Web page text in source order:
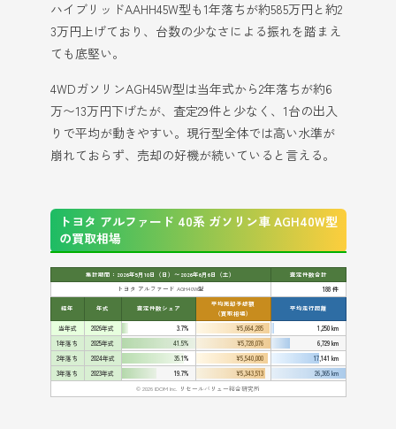
ハイブリッドAAHH45W型も1年落ちが約585万円と約2
3万円上げており、台数の少なさによる振れを踏まえ
ても底堅い。
4WDガソリンAGH45W型は当年式から2年落ちが約6
万〜13万円下げたが、査定29件と少なく、1台の出入
りで平均が動きやすい。現行型全体では高い水準が
崩れておらず、売却の好機が続いていると言える。
トヨタ アルファード 40系 ガソリン車 AGH40W型
の買取相場
集計期間：2026年5月10日（日）〜2026年6月6日（土）
査定件数合計
トヨタ アルファード AGH40W型
188 件
経年 年式 査定件数シェア
平均売却予想額
（買取相場）
平均走行距離
当年式 2026年式 3.7% ¥5,664,285
1,250 km
1年落ち
2025年式 41.5% ¥5,728,076
6,729 km
2年落ち
2024年式 35.1% ¥5,540,000
17,141 km
3年落ち
2023年式 19.7% ¥5,343,513
26,365 km
© 2026 IDOM Inc. リセールバリュー総合研究所